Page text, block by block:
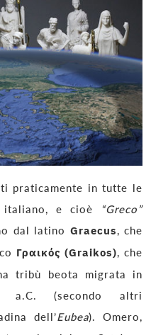
praticamente in tutte le
italiano, e cioè
“Greco”
dal latino Graecus, che
Γραικός (Graikos), che
tribù beota migrata in
a.C. (secondo altri
dell’Eubea). Omero,